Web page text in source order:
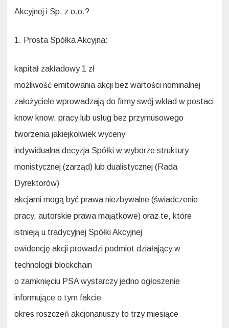
Akcyjnej i Sp. z o.o.?
1. Prosta Spółka Akcyjna:
kapitał zakładowy 1 zł
możliwość emitowania akcji bez wartości nominalnej
założyciele wprowadzają do firmy swój wkład w postaci
know know, pracy lub usług bez przymusowego
tworzenia jakiejkolwiek wyceny
indywidualna decyzja Spółki w wyborze struktury
monistycznej (zarząd) lub dualistycznej (Rada
Dyrektorów)
akcjami mogą być prawa niezbywalne (świadczenie
pracy, autorskie prawa majątkowe) oraz te, które
istnieją u tradycyjnej Spółki Akcyjnej
ewidencję akcji prowadzi podmiot działający w
technologii blockchain
o zamknięciu PSA wystarczy jedno ogłoszenie
informujące o tym fakcie
okres roszczeń akcjonariuszy to trzy miesiące